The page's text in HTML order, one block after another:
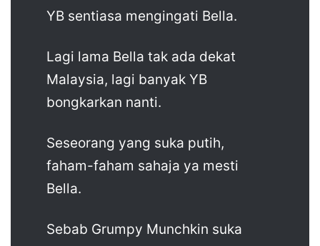
YB sentiasa mengingati Bella.
Lagi lama Bella tak ada dekat
Malaysia, lagi banyak YB
bongkarkan nanti.
Seseorang yang suka putih,
faham-faham sahaja ya mesti
Bella.
Sebab Grumpy Munchkin suka